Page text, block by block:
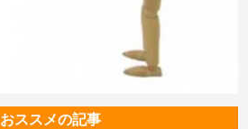
おススメの記事